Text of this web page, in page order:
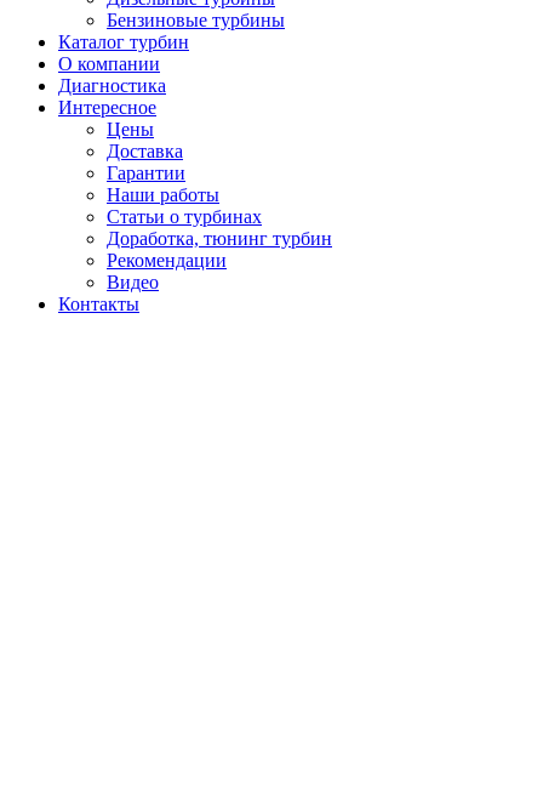
Бензиновые турбины
Каталог турбин
О компании
Диагностика
Интересное
Цены
Доставка
Гарантии
Наши работы
Статьи о турбинах
Доработка, тюнинг турбин
Рекомендации
Видео
Контакты